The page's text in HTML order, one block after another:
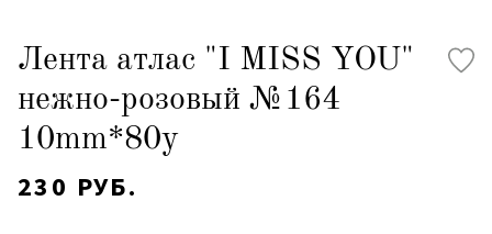
Лента атлас "I MISS YOU"
нежно-розовый №164
10mm*80y
230 РУБ.